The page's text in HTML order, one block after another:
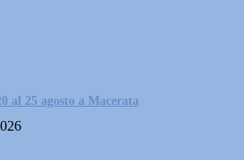
al 25 agosto a Macerata